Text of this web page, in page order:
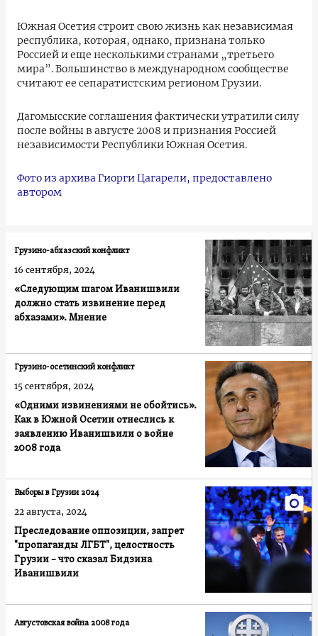
Южная Осетия строит свою жизнь как независимая
республика, которая, однако, признана только
Россией и еще несколькими странами „третьего
мира”. Большинство в международном сообществе
считают ее сепаратистским регионом Грузии.
Дагомысские соглашения фактически утратили силу
после войны в августе 2008 и признания Россией
независимости Республики Южная Осетия.
Фото из архива Гиорги Цагарели, предоставлено
автором
«Следующим шагом Иванишвили
должно стать извинение перед
абхазами». Мнение
Грузино-абхазский конфликт
16 сентября, 2024
«Одними извинениями не обойтись».
Как в Южной Осетии отнеслись к
заявлению Иванишвили о войне
2008 года
Грузино-осетинский конфликт
15 сентября, 2024
Преследование оппозиции, запрет
"пропаганды ЛГБТ", целостность
Грузии – что сказал Бидзина
Иванишвили
Выборы в Грузии 2024
22 августа, 2024
Августовская война 2008 года